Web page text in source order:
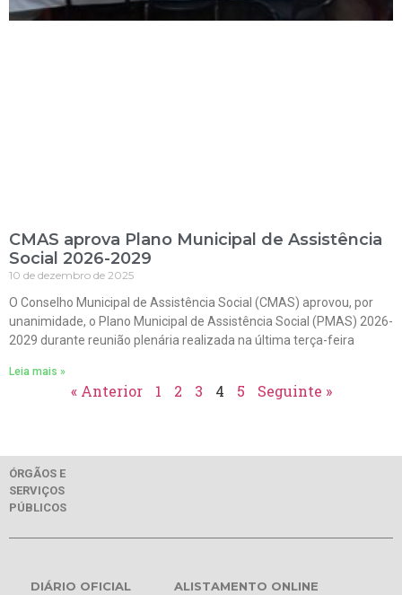
CMAS aprova Plano Municipal de Assistência
Social 2026-2029
10 de dezembro de 2025
O Conselho Municipal de Assistência Social (CMAS) aprovou, por
unanimidade, o Plano Municipal de Assistência Social (PMAS) 2026-
2029 durante reunião plenária realizada na última terça-feira
Leia mais »
« Anterior 1 2 3 4 5 Seguinte »
ÓRGÃOS E
SERVIÇOS
PÚBLICOS
DIÁRIO OFICIAL ALISTAMENTO ONLINE